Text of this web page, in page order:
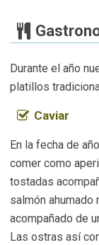
Durante el año
platillos
Caviar
En la fecha de
comer como
tostadas
salmón ahumado
acompañado de
Las ostras así